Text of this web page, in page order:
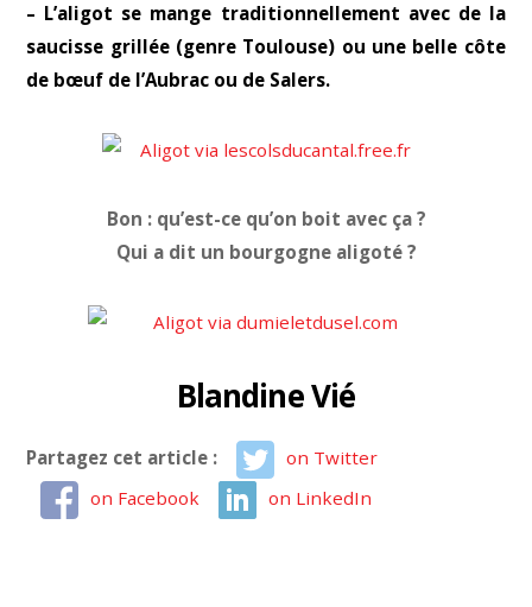
– L’aligot se mange traditionnellement avec de la
saucisse grillée (genre Toulouse) ou une belle côte
de bœuf de l’Aubrac ou de Salers.
Bon : qu’est-ce qu’on boit avec ça ?
Qui a dit un bourgogne aligoté ?
Blandine Vié
Partagez cet article :
on Twitter
on Facebook
on LinkedIn